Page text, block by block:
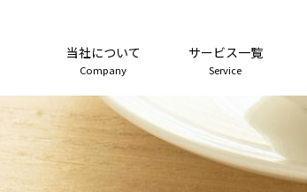
当社について
Company
サービス一覧
Service